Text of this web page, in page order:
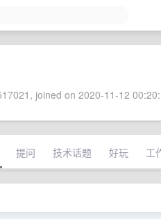
joined on 2020-11-12
提问 技术话题 好玩 工